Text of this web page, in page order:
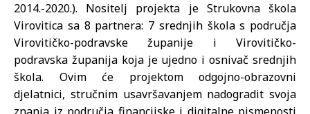
2014.-2020.). Nositelj projekta je Strukovna škola
Virovitica sa 8 partnera: 7 srednjih škola s područja
Virovitičko-podravske županije i Virovitičko-
podravska županija koja je ujedno i osnivač srednjih
škola. Ovim će projektom odgojno-obrazovni
djelatnici, stručnim usavršavanjem nadogradit svoja